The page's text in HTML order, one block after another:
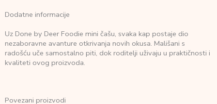
Dodatne informacije
Uz Done by Deer Foodie mini čašu, svaka kap postaje dio
nezaboravne avanture otkrivanja novih okusa. Mališani s
radošću uče samostalno piti, dok roditelji uživaju u praktičnosti i
kvaliteti ovog proizvoda.
Povezani proizvodi